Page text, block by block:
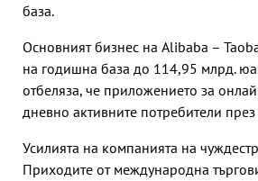
база.
Основният бизнес на Alibaba –
на годишна база до 114,95 млрд.
отбеляза, че приложението за
дневно активните потребители
Усилията на компанията на
Приходите от международна